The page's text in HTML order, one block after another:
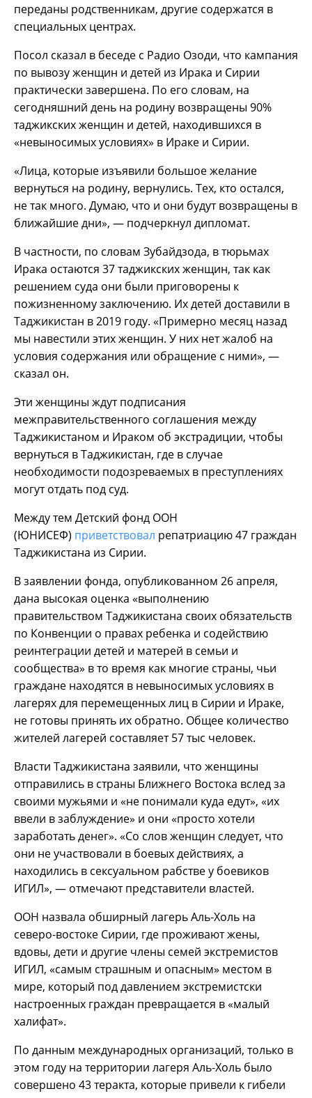
переданы родственникам, другие содержатся в
специальных центрах.
Посол сказал в беседе с Радио Озоди, что кампания
по вывозу женщин и детей из Ирака и Сирии
практически завершена. По его словам, на
сегодняшний день на родину возвращены 90%
таджикских женщин и детей, находившихся в
«невыносимых условиях» в Ираке и Сирии.
«Лица, которые изъявили большое желание
вернуться на родину, вернулись. Тех, кто остался,
не так много. Думаю, что и они будут возвращены в
ближайшие дни», — подчеркнул дипломат.
В частности, по словам Зубайдзода, в тюрьмах
Ирака остаются 37 таджикских женщин, так как
решением суда они были приговорены к
пожизненному заключению. Их детей доставили в
Таджикистан в 2019 году. «Примерно месяц назад
мы навестили этих женщин. У них нет жалоб на
условия содержания или обращение с ними», —
сказал он.
Эти женщины ждут подписания
межправительственного соглашения между
Таджикистаном и Ираком об экстрадиции, чтобы
вернуться в Таджикистан, где в случае
необходимости подозреваемых в преступлениях
могут отдать под суд.
Между тем Детский фонд ООН
(ЮНИСЕФ) приветствовал репатриацию 47 граждан
Таджикистана из Сирии.
В заявлении фонда, опубликованном 26 апреля,
дана высокая оценка «выполнению
правительством Таджикистана своих обязательств
по Конвенции о правах ребенка и содействию
реинтеграции детей и матерей в семьи и
сообщества» в то время как многие страны, чьи
граждане находятся в невыносимых условиях в
лагерях для перемещенных лиц в Сирии и Ираке,
не готовы принять их обратно. Общее количество
жителей лагерей составляет 57 тыс человек.
Власти Таджикистана заявили, что женщины
отправились в страны Ближнего Востока вслед за
своими мужьями и «не понимали куда едут», «их
ввели в заблуждение» и они «просто хотели
заработать денег». «Со слов женщин следует, что
они не участвовали в боевых действиях, а
находились в сексуальном рабстве у боевиков
ИГИЛ», — отмечают представители властей.
ООН назвала обширный лагерь Аль-Холь на
северо-востоке Сирии, где проживают жены,
вдовы, дети и другие члены семей экстремистов
ИГИЛ, «самым страшным и опасным» местом в
мире, который под давлением экстремистски
настроенных граждан превращается в «малый
халифат».
По данным международных организаций, только в
этом году на территории лагеря Аль-Холь было
совершено 43 теракта, которые привели к гибели